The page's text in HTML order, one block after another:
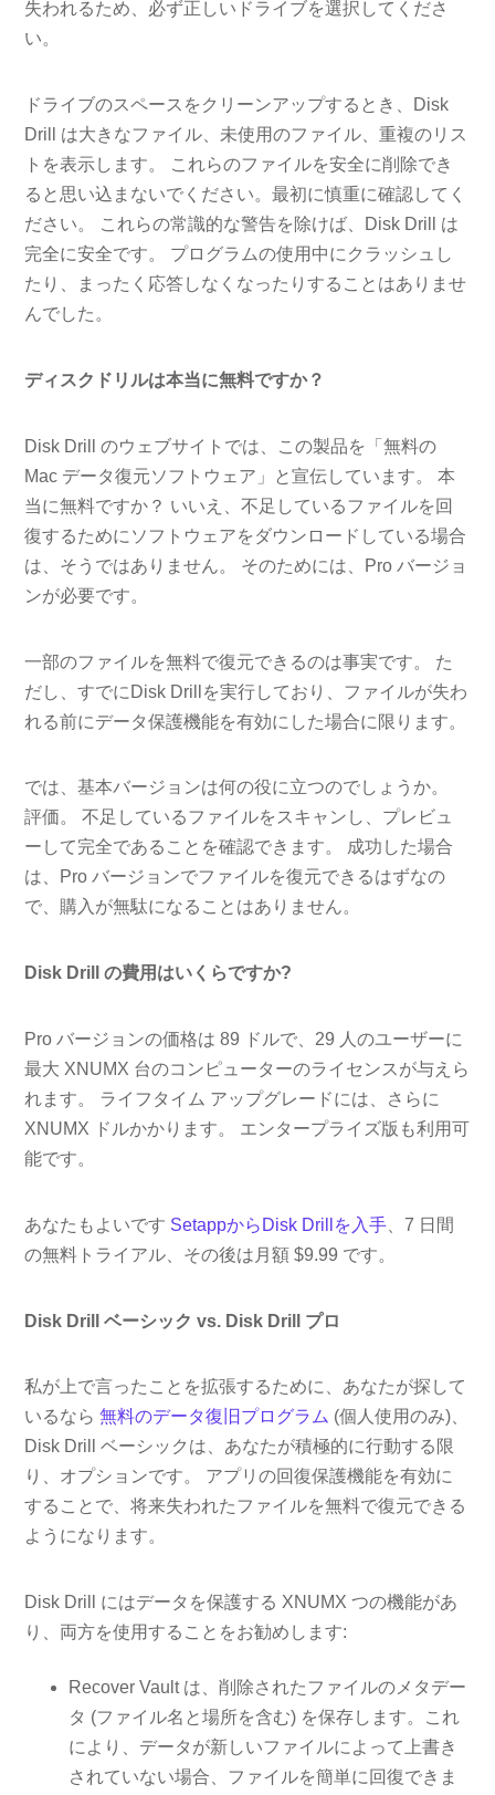
失われるため、必ず正しいドライブを選択してくださ
い。
ドライブのスペースをクリーンアップするとき、Disk
Drill は大きなファイル、未使用のファイル、重複のリス
トを表示します。 これらのファイルを安全に削除でき
ると思い込まないでください。最初に慎重に確認してく
ださい。 これらの常識的な警告を除けば、Disk Drill は
完全に安全です。 プログラムの使用中にクラッシュし
たり、まったく応答しなくなったりすることはありませ
んでした。
ディスクドリルは本当に無料ですか？
Disk Drill のウェブサイトでは、この製品を「無料の
Mac データ復元ソフトウェア」と宣伝しています。 本
当に無料ですか？ いいえ、不足しているファイルを回
復するためにソフトウェアをダウンロードしている場合
は、そうではありません。 そのためには、Pro バージョ
ンが必要です。
一部のファイルを無料で復元できるのは事実です。 た
だし、すでにDisk Drillを実行しており、ファイルが失わ
れる前にデータ保護機能を有効にした場合に限ります。
では、基本バージョンは何の役に立つのでしょうか。
評価。 不足しているファイルをスキャンし、プレビュ
ーして完全であることを確認できます。 成功した場合
は、Pro バージョンでファイルを復元できるはずなの
で、購入が無駄になることはありません。
Disk Drill の費用はいくらですか?
Pro バージョンの価格は 89 ドルで、29 人のユーザーに
最大 XNUMX 台のコンピューターのライセンスが与えら
れます。 ライフタイム アップグレードには、さらに
XNUMX ドルかかります。 エンタープライズ版も利用可
能です。
あなたもよいです SetappからDisk Drillを入手 、7 日間
の無料トライアル、その後は月額 $9.99 です。
Disk Drill ベーシック vs. Disk Drill プロ
私が上で言ったことを拡張するために、あなたが探して
いるなら無料のデータ復旧プログラム (個人使用のみ)、
Disk Drill ベーシックは、あなたが積極的に行動する限
り、オプションです。 アプリの回復保護機能を有効に
することで、将来失われたファイルを無料で復元できる
ようになります。
Disk Drill にはデータを保護する XNUMX つの機能があ
り、両方を使用することをお勧めします:
Recover Vault は、削除されたファイルのメタデー
タ (ファイル名と場所を含む) を保存します。これ
により、データが新しいファイルによって上書き
されていない場合、ファイルを簡単に回復できま